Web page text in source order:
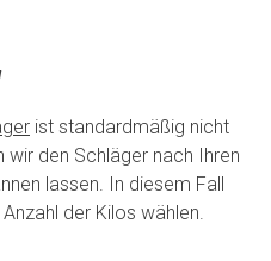
ist standardmäßig nicht
wir den Schläger nach Ihren
lassen. In diesem Fall
der Kilos wählen.